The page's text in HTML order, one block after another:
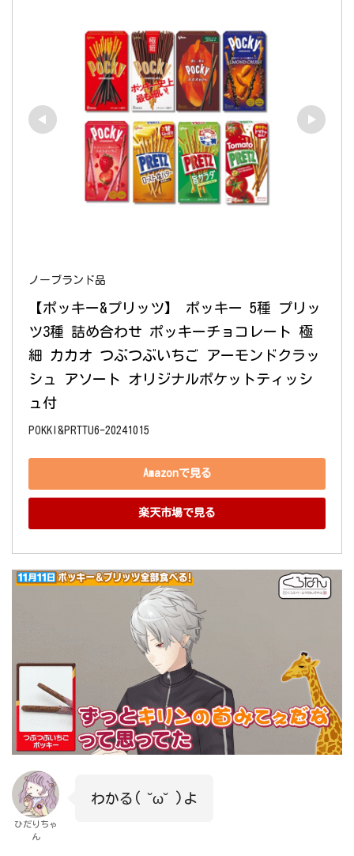
ノーブランド品
【ポッキー&プリッツ】 ポッキー 5種 プリッ
ツ3種 詰め合わせ ポッキーチョコレート 極
細 カカオ つぶつぶいちご アーモンドクラッ
シュ アソート オリジナルポケットティッシ
ュ付
POKKI&PRTTU6-20241015
Amazonで見る
楽天市場で見る
ひだりちゃ
ん
わかる( ˘ω˘ )よ